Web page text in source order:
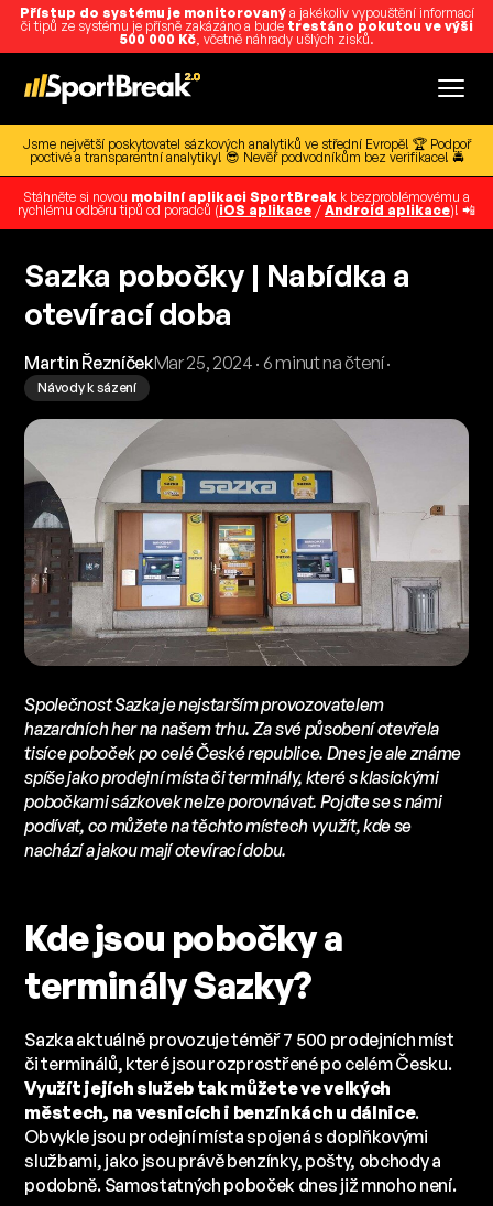
Přístup do systému je monitorovanýa jakékoliv vypouštění informací
či tipů ze systému je přísně zakázáno a bude trestáno pokutou ve výši
500 000 Kč, včetně náhrady ušlých zisků.
Jsme největší poskytovatel sázkových analytiků ve střední Evropě! 🏆 Podpoř
poctivé a transparentní analytiky! 😎 Nevěř podvodníkům bez verifikace! 🚔
Stáhněte si novou mobilní aplikaci SportBreak k bezproblémovému a
rychlému odběru tipů od poradců (iOS aplikace / Android aplikace)! 📲
Sazka pobočky | Nabídka a
otevírací doba
Martin ŘezníčekMar 25, 2024 · 6 minut na čtení ·
Návody k sázení
Společnost Sazka je nejstarším provozovatelem
hazardních her na našem trhu. Za své působení otevřela
tisíce poboček po celé České republice. Dnes je ale známe
spíše jako prodejní místa či terminály, které s klasickými
pobočkami sázkovek nelze porovnávat. Pojďte se s námi
podívat, co můžete na těchto místech využít, kde se
nachází a jakou mají otevírací dobu.
Kde jsou pobočky a
terminály Sazky?
Sazka aktuálně provozuje téměř 7 500 prodejních míst
či terminálů, které jsou rozprostřené po celém Česku.
Využít jejích služeb tak můžete ve velkých
městech, na vesnicích i benzínkách u dálnice.
Obvykle jsou prodejní místa spojená s doplňkovými
službami, jako jsou právě benzínky, pošty, obchody a
podobně. Samostatných poboček dnes již mnoho není.